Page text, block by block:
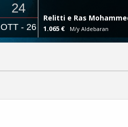
24
OTT - 26
Relitti e Ras
1.065 € M/y Aldebaran